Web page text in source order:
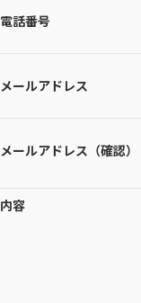
電話番号
メールアドレス
メールアドレス（確認）
内容